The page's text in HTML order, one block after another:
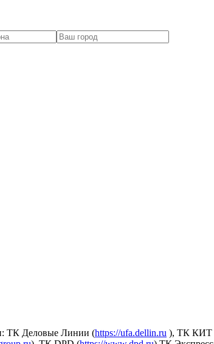
ТК Деловые Линии (https://ufa.dellin.ru ), ТК КИТ